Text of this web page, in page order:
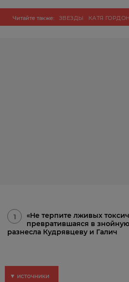
Читайте также: ЗВЕЗДЫ КАТЯ ГОРДОН
1
«Не терпите лживых
превратившаяся в
разнесла Кудрявцеву и Галич
▼ источники